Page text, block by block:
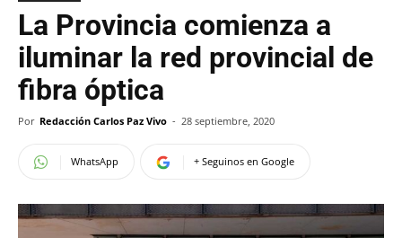
La Provincia comienza a
iluminar la red provincial de
fibra óptica
Por Redacción Carlos Paz Vivo - 28 septiembre, 2020
WhatsApp + Seguinos en Google